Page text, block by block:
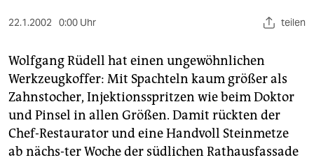
gesellschaft
kultur
sport
berlin
nord
22.1.2002 0:00 Uhr teilen
Wolfgang Rüdell hat einen ungewöhnlichen
Werkzeugkoffer: Mit Spachteln kaum größer als
Zahnstocher, Injektionsspritzen wie beim Doktor
und Pinsel in allen Größen. Damit rückten der
Chef-Restaurator und eine Handvoll Steinmetze
ab nächs-ter Woche der südlichen Rathausfassade